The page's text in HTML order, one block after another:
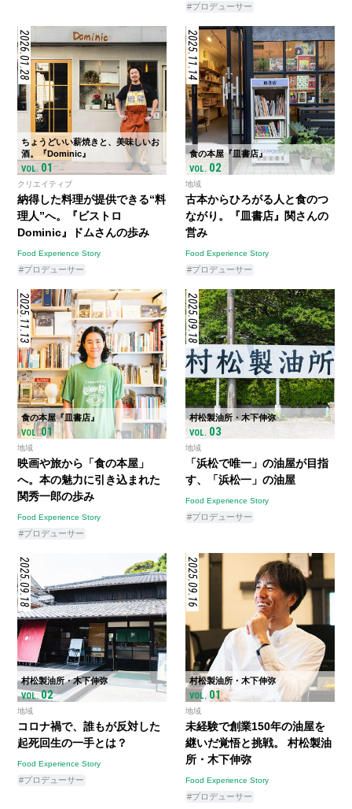
#プロデューサー
2026.01.28
ちょうどいい薪焼きと、美味しいお
酒。『Dominic』
VOL.01
クリエイティブ
納得した料理が提供できる“料
理人”へ。『ビストロ
Dominic』ドムさんの歩み
Food Experience Story
#プロデューサー
2025.11.14
食の本屋『皿書店』
VOL. 02
地域
古本からひろがる人と食のつ
ながり。『皿書店』関さんの
営み
Food Experience Story
#プロデューサー
2025.11.13
食の本屋『皿書店』
VOL.01
地域
映画や旅から「食の本屋」
へ。本の魅力に引き込まれた
関秀一郎の歩み
Food Experience Story
#プロデューサー
2025.09.18
村松製油所・木下伸弥
VOL. 03
地域
「浜松で唯一」の油屋が目指
す、「浜松一」の油屋
Food Experience Story
#プロデューサー
2025.09.18
村松製油所・木下伸弥
VOL.02
地域
コロナ禍で、誰もが反対した
起死回生の一手とは？
Food Experience Story
#プロデューサー
2025.09.16
村松製油所・木下伸弥
VOL. 01
地域
未経験で創業150年の油屋を
継いだ覚悟と挑戦。 村松製油
所・木下伸弥
Food Experience Story
#プロデューサー